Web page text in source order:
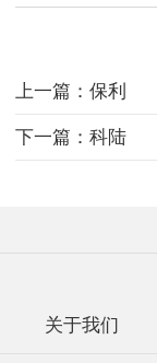
上一篇：保利
下一篇：科陆
关于我们